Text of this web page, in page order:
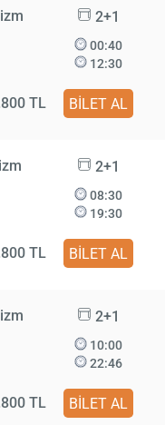
2+1
00:40
12:30
TL BİLET AL
2+1
08:30
19:30
TL BİLET AL
2+1
10:00
22:46
TL BİLET AL